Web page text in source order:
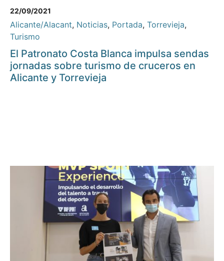
22/09/2021
Alicante/Alacant, Noticias, Portada, Torrevieja,
Turismo
El Patronato Costa Blanca impulsa sendas
jornadas sobre turismo de cruceros en
Alicante y Torrevieja